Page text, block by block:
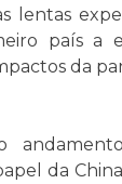
lentas
país a
da
da China